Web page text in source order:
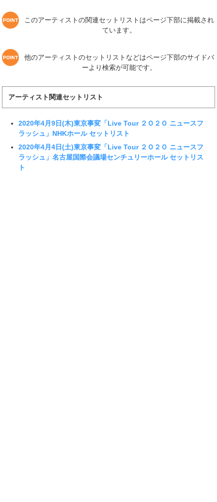
このアーティストの関連セットリストはページ下部に掲載され
ています。
他のアーティストのセットリストなどはページ下部のサイドバ
ーより検索が可能です。
アーティスト関連セットリスト
2020年4月9日(木)東京事変「Live Tour ２Ｏ２Ｏ ニュースフ
ラッシュ」NHKホール セットリスト
2020年4月4日(土)東京事変「Live Tour ２Ｏ２Ｏ ニュースフ
ラッシュ」名古屋国際会議場センチュリーホール セットリス
ト